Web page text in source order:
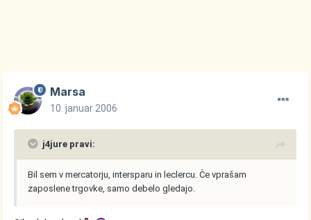
Marsa
10. januar 2006
j4jure pravi:
Bil sem v mercatorju, intersparu in leclercu. Če vprašam
zaposlene trgovke, samo debelo gledajo.